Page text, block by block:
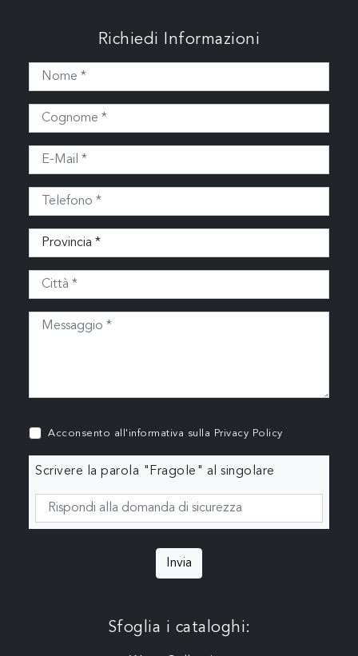
Richiedi Informazioni
Acconsento all'informativa sulla Privacy Policy
Scrivere la parola "Fragole" al singolare
Invia
Sfoglia i cataloghi: